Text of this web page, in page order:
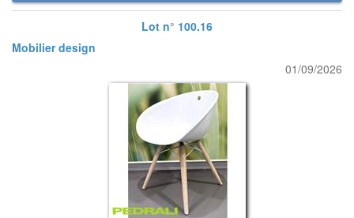
Lot n° 100.16
Mobilier design
01/09/2026